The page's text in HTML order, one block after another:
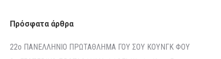
Πρόσφατα άρθρα
22o ΠΑΝΕΛΛΗΝΙΟ ΠΡΩΤΑΘΛΗΜΑ ΓΟΥ ΣΟΥ ΚΟΥΝΓΚ ΦΟΥ